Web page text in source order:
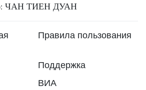
ЧАН ТИЕН ДУАН
Правила пользования
Поддержка
ВИА